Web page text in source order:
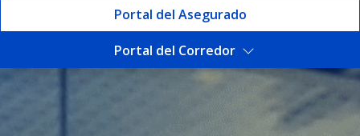
Portal del Asegurado
Portal del Corredor
Oficinas y teléfonos | Porto